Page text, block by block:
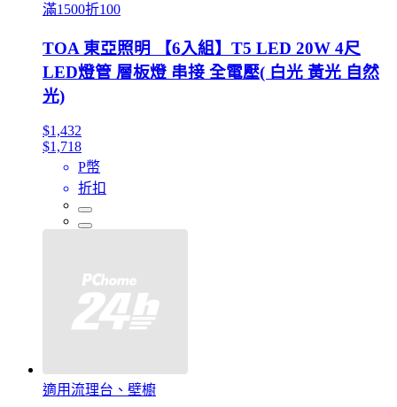
滿1500折100
TOA 東亞照明 【6入組】T5 LED 20W 4尺
LED燈管 層板燈 串接 全電壓( 白光 黃光 自然
光)
$1,432
$1,718
P幣
折扣
適用流理台、壁櫥